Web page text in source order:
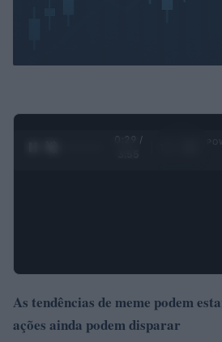
0:30 /
As tendências de meme podem
ações ainda podem disparar